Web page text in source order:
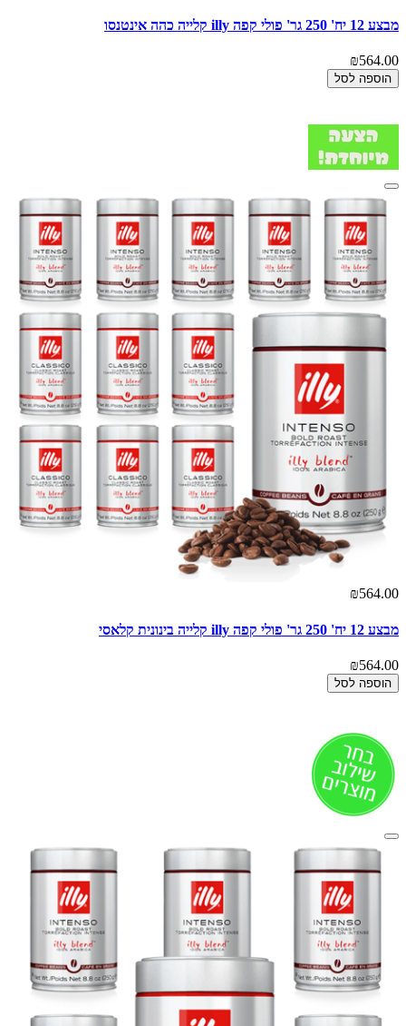
מבצע 12 יח' 250 גר' פולי קפה illy קלייה כהה אינטנסו
₪564.00
הוספה לסל
₪564.00
מבצע 12 יח' 250 גר' פולי קפה illy קלייה בינונית קלאסי
₪564.00
הוספה לסל